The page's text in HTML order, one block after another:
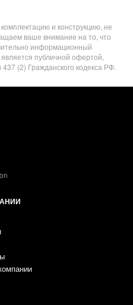
и конструкцию, не
ваше внимание на то, что
информационный
публичной офертой,
(2) Гражданского кодекса РФ.